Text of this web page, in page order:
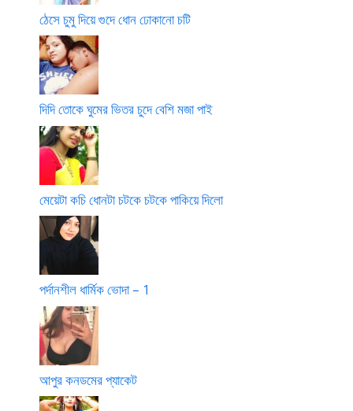
ঠেসে চুমু দিয়ে গুদে ধোন ঢোকানো চটি
দিদি তোকে ঘুমের ভিতর চুদে বেশি মজা পাই
মেয়েটা কচি ধোনটা চটকে চটকে পাকিয়ে দিলো
পর্দানশীল ধার্মিক ভোদা – 1
আপুর কনডমের প্যাকেট